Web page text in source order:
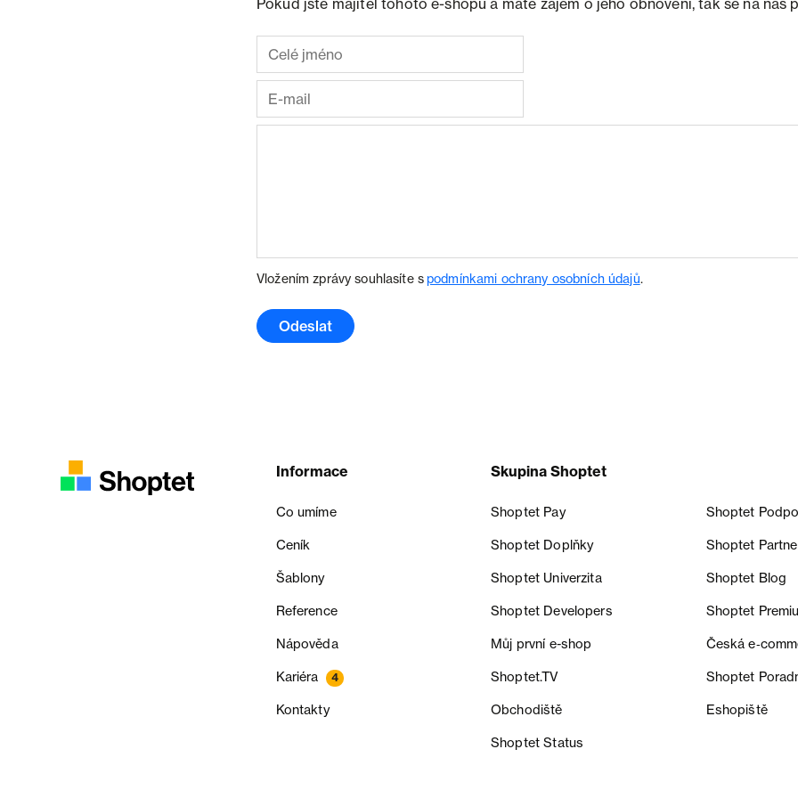
Pokud jste majitel tohoto e-shopu a máte zájem o jeho obnovení, tak se na nás
Vložením zprávy souhlasíte spodmínkami ochrany osobních údajů.
Odeslat
Informace
Co umíme
Ceník
Šablony
Reference
Nápověda
Kariéra 4
Kontakty
Skupina Shoptet
Shoptet Pay Shoptet
Shoptet Doplňky Shoptet
Shoptet Univerzita Shoptet Blog
Shoptet Developers Shoptet
Můj první e-shop Česká
Shoptet.TV Shoptet
Obchodiště Eshopiště
Shoptet Status